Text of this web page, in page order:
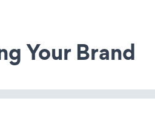
Your Brand